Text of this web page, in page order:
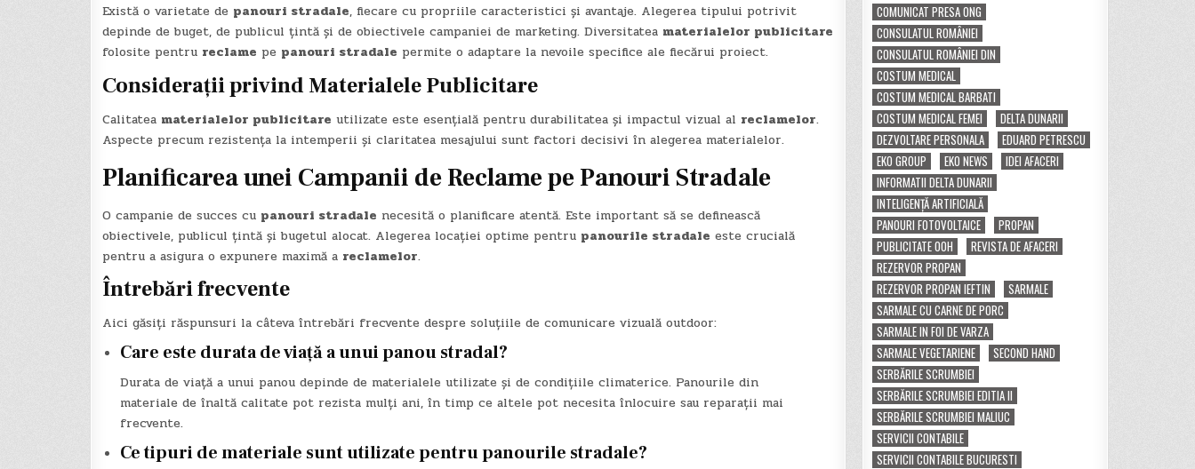
Există o varietate de panouri stradale, fiecare cu propriile caracteristici și avantaje. Alegerea tipului potrivit
depinde de buget, de publicul țintă și de obiectivele campaniei de marketing. Diversitatea materialelor publicitare
folosite pentru reclame pe panouri stradale permite o adaptare la nevoile specifice ale fiecărui proiect.
Considerații privind Materialele Publicitare
Calitatea materialelor publicitare utilizate este esențială pentru durabilitatea și impactul vizual al reclamelor.
Aspecte precum rezistența la intemperii și claritatea mesajului sunt factori decisivi în alegerea materialelor.
Planificarea unei Campanii de Reclame pe Panouri Stradale
O campanie de succes cu panouri stradale necesită o planificare atentă. Este important să se definească
obiectivele, publicul țintă și bugetul alocat. Alegerea locației optime pentru panourile stradale este crucială
pentru a asigura o expunere maximă a reclamelor.
Întrebări frecvente
Aici găsiți răspunsuri la câteva întrebări frecvente despre soluțiile de comunicare vizuală outdoor:
Care este durata de viață a unui panou stradal?
Durata de viață a unui panou depinde de materialele utilizate și de condițiile climaterice. Panourile din
materiale de înaltă calitate pot rezista mulți ani, în timp ce altele pot necesita înlocuire sau reparații mai
frecvente.
Ce tipuri de materiale sunt utilizate pentru panourile stradale?
COMUNICAT PRESA ONG
CONSULATUL ROMÂNIEI
CONSULATUL ROMÂNIEI DIN
COSTUM MEDICAL
COSTUM MEDICAL BARBATI
COSTUM MEDICAL FEMEI
DELTA DUNARII
DEZVOLTARE PERSONALA
EDUARD PETRESCU
EKO GROUP
EKO NEWS
IDEI AFACERI
INFORMATII DELTA DUNARII
INTELIGENȚĂ ARTIFICIALĂ
PANOURI FOTOVOLTAICE
PROPAN
PUBLICITATE OOH
REVISTA DE AFACERI
REZERVOR PROPAN
REZERVOR PROPAN IEFTIN
SARMALE
SARMALE CU CARNE DE PORC
SARMALE IN FOI DE VARZA
SARMALE VEGETARIENE
SECOND HAND
SERBĂRILE SCRUMBIEI
SERBĂRILE SCRUMBIEI EDITIA II
SERBĂRILE SCRUMBIEI MALIUC
SERVICII CONTABILE
SERVICII CONTABILE BUCURESTI